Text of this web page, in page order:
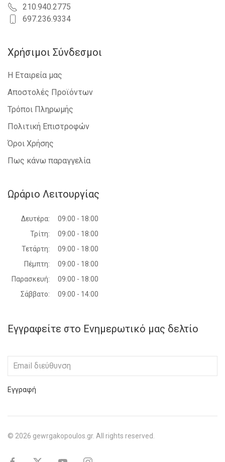
210.940.2775
697.236.9334
Χρήσιμοι Σύνδεσμοι
Η Εταιρεία μας
Αποστολές Προϊόντων
Τρόποι Πληρωμής
Πολιτική Επιστροφών
Όροι Χρήσης
Πως κάνω παραγγελία
Ωράριο Λειτουργίας
Δευτέρα:
09:00 - 18:00
Τρίτη:
09:00 - 18:00
Τετάρτη:
09:00 - 18:00
Πέμπτη:
09:00 - 18:00
Παρασκευή:
09:00 - 18:00
Σάββατο:
09:00 - 14:00
Εγγραφείτε στο Ενημερωτικό μας δελτίο
Εγγραφή
© 2026 gewrgakopoulos.gr. All rights reserved.